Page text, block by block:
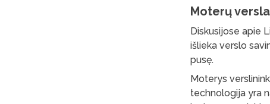
Moterų
Diskusijose apie
išlieka verslo
pusę.
Moterys
technologija yra